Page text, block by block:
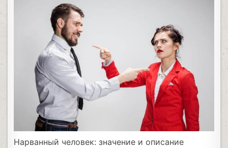
Нарванный человек: значение и описание